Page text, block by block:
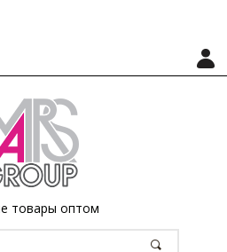
товары оптом